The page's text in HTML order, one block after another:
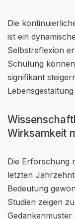
Die
ist ein
Selbstreflexion
Schulung
signifikant
Wirksamkeit
Die Erforschung
letzten
Bedeutung
Studien zeigen